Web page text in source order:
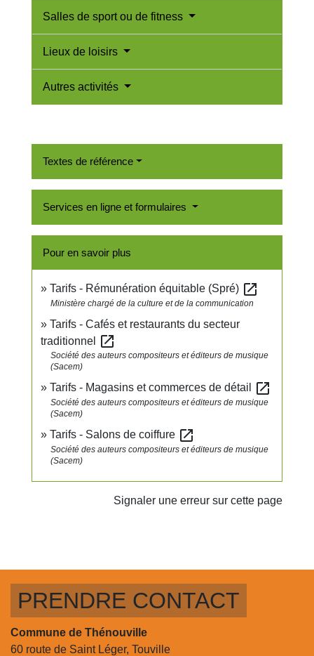
Salles de sport ou de fitness
Lieux de loisirs
Autres activités
Textes de référence
Services en ligne et formulaires
Pour en savoir plus
Tarifs - Rémunération équitable (Spré) open_in_new
Ministère chargé de la culture et de la communication
Tarifs - Cafés et restaurants du secteur
traditionnel
open_in_new
Société des auteurs compositeurs et éditeurs de musique
(Sacem)
Tarifs - Magasins et commerces de détail open_in_new
Société des auteurs compositeurs et éditeurs de musique
(Sacem)
Tarifs - Salons de coiffure open_in_new
Société des auteurs compositeurs et éditeurs de musique
(Sacem)
Signaler une erreur sur cette page
PRENDRE CONTACT
Commune de Thénouville
60 route de Saint Léger, Touville